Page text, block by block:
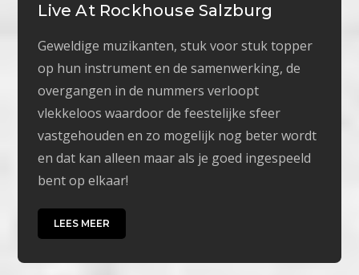
Live At Rockhouse Salzburg
Geweldige muzikanten, stuk voor stuk topper
op hun instrument en de samenwerking, de
overgangen in de nummers verloopt
vlekkeloos waardoor de feestelijke sfeer
vastgehouden en zo mogelijk nog beter wordt
en dat kan alleen maar als je goed ingespeeld
bent op elkaar!
LEES MEER